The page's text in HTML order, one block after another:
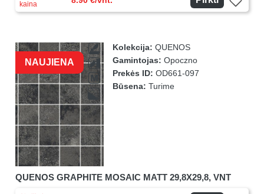
kaina
NAUJIENA
Kolekcija: QUENOS
Gamintojas: Opoczno
Prekės ID: OD661-097
Būsena: Turime
QUENOS GRAPHITE MOSAIC MATT 29,8X29,8, VNT